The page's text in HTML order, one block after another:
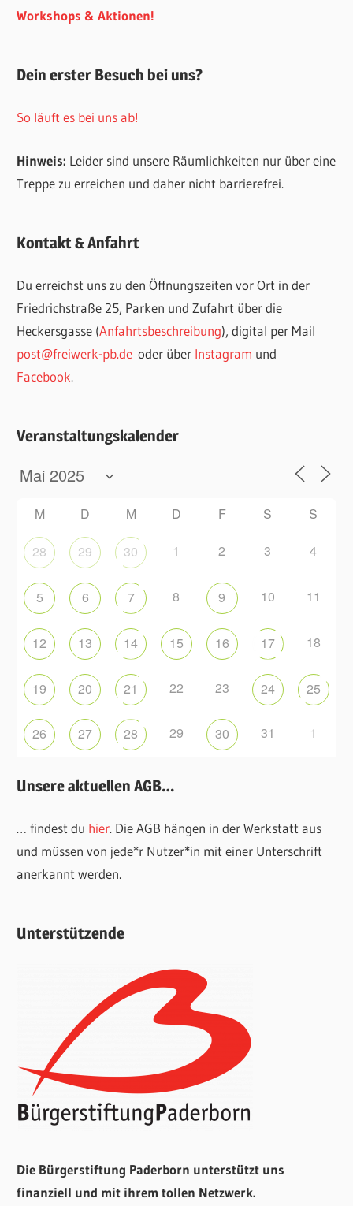
Workshops & Aktionen!
Dein erster Besuch bei uns?
So läuft es bei uns ab!
Hinweis: Leider sind unsere Räumlichkeiten nur über eine
Treppe zu erreichen und daher nicht barrierefrei.
Kontakt & Anfahrt
Du erreichst uns zu den Öffnungszeiten vor Ort in der
Friedrichstraße 25, Parken und Zufahrt über die
Heckersgasse (Anfahrtsbeschreibung), digital per Mail
post@freiwerk-pb.de oder über Instagram und
Facebook.
Veranstaltungskalender
M D M D F S S
28 29 30 1 2 3 4
5 6 7 8 9 10 11
12 13 14 15 16 17 18
19 20 21 22 23 24 25
26 27 28 29 30 31 1
Unsere aktuellen AGB…
… findest du hier. Die AGB hängen in der Werkstatt aus
und müssen von jede*r Nutzer*in mit einer Unterschrift
anerkannt werden.
Unterstützende
Die Bürgerstiftung Paderborn unterstützt uns
finanziell und mit ihrem tollen Netzwerk.